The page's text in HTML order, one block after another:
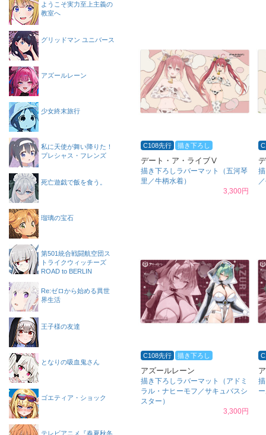
C108先行 描き下ろし
デート・ア・ライブⅤ
描き下ろしラバーマット（五河琴
里／牛柄水着）
3,300円
C108先行 描き下ろし
アズールレーン
描き下ろしラバーマット（アドミ
ラル・ナヒーモフ／サキュバスシ
スター）
3,300円
ようこそ実力至上主義の
教室へ
グリッドマン ユニバース
アズールレーン
少女終末旅行
私に天使が舞い降りた！
プレシャス・フレンズ
死亡遊戯で飯を食う。
瑠璃の宝石
第501統合戦闘航空団ス
トライクウィッチーズ
ROAD to BERLIN
Re:ゼロから始める異世
界生活
王子様の友達
となりの吸血鬼さん
ゴエティア・ショック
テレビアニメ『春夏秋冬